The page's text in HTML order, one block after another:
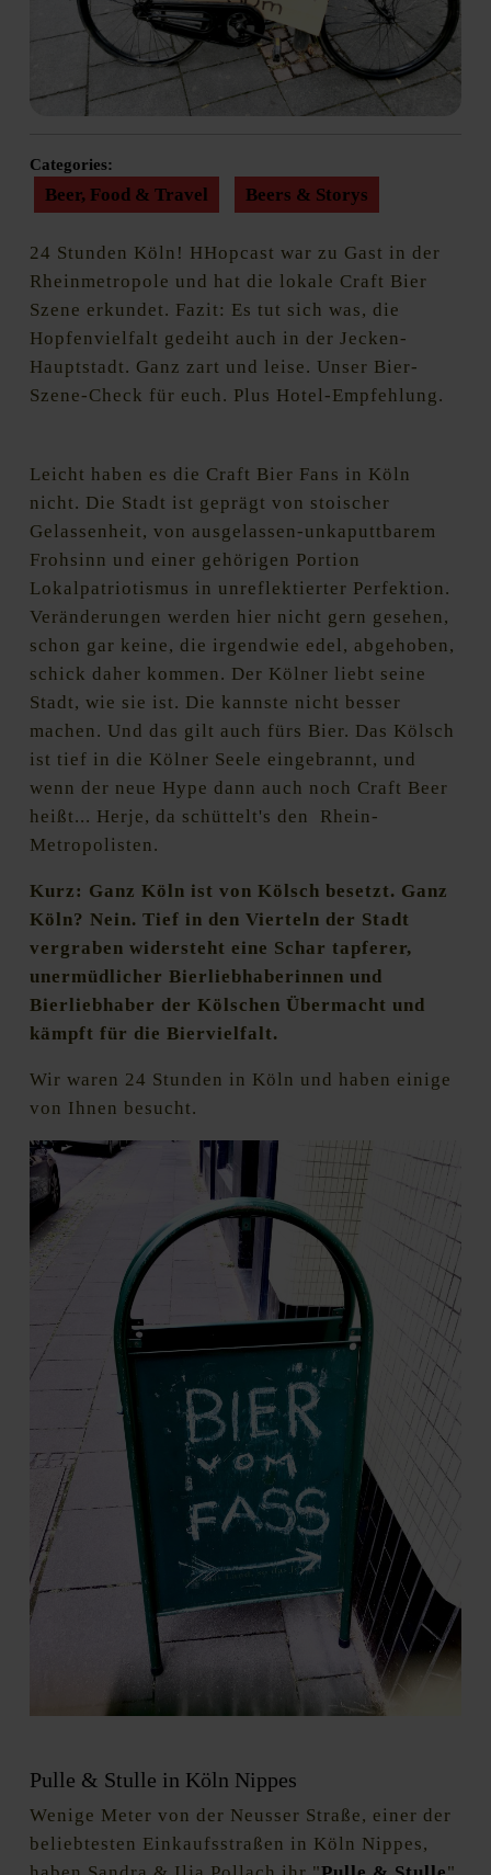
Categories:
Beer, Food & Travel Beers & Storys
24 Stunden Köln! HHopcast war zu Gast in der
Rheinmetropole und hat die lokale Craft Bier
Szene erkundet. Fazit: Es tut sich was, die
Hopfenvielfalt gedeiht auch in der Jecken-
Hauptstadt. Ganz zart und leise. Unser Bier-
Szene-Check für euch. Plus Hotel-Empfehlung.
Leicht haben es die Craft Bier Fans in Köln
nicht. Die Stadt ist geprägt von stoischer
Gelassenheit, von ausgelassen-unkaputtbarem
Frohsinn und einer gehörigen Portion
Lokalpatriotismus in unreflektierter Perfektion.
Veränderungen werden hier nicht gern gesehen,
schon gar keine, die irgendwie edel, abgehoben,
schick daher kommen. Der Kölner liebt seine
Stadt, wie sie ist. Die kannste nicht besser
machen. Und das gilt auch fürs Bier. Das Kölsch
ist tief in die Kölner Seele eingebrannt, und
wenn der neue Hype dann auch noch Craft Beer
heißt... Herje, da schüttelt's den Rhein-
Metropolisten.
Kurz: Ganz Köln ist von Kölsch besetzt. Ganz
Köln? Nein. Tief in den Vierteln der Stadt
vergraben widersteht eine Schar tapferer,
unermüdlicher Bierliebhaberinnen und
Bierliebhaber der Kölschen Übermacht und
kämpft für die Biervielfalt.
Wir waren 24 Stunden in Köln und haben einige
von Ihnen besucht.
Pulle & Stulle in Köln Nippes
Wenige Meter von der Neusser Straße, einer der
beliebtesten Einkaufsstraßen in Köln Nippes,